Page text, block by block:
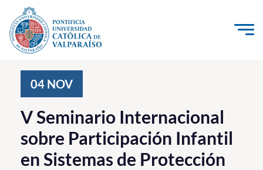
Click acá para ir directamente al contenido
Investigación, Creación e Innovación
PUCV Internacional
Vinculación con el Medio
04 NOV
V Seminario Internacional
sobre Participación Infantil
en Sistemas de Protección